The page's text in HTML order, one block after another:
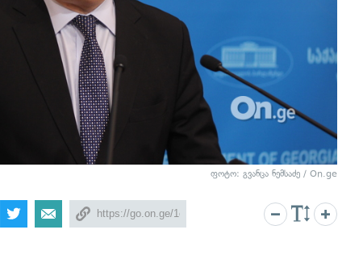
ფოტო: გვანცა ნემსაძე / On.ge